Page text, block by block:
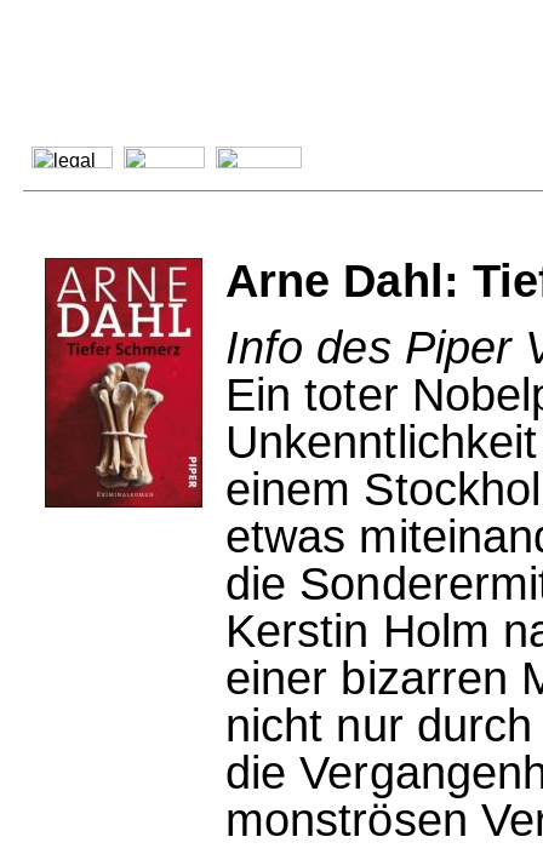
Arne Dahl:
Info des Piper
Ein toter
einem
etwas
die
Kerstin Holm
einer bizarren
nicht nur
die
monströsen